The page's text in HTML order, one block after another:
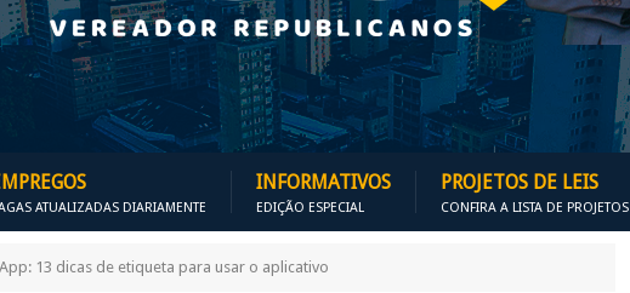
ATUALIZADAS DIARIAMENTE
INFORMATIVOS
EDIÇÃO ESPECIAL
PROJETOS DE LEIS
CONFIRA A LISTA DE PROJETOS
13 dicas de etiqueta para usar o aplicativo